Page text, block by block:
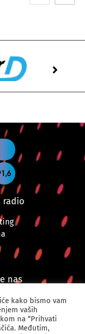
radio
nas
kako bismo vam
vaših
na “Prihvati
Međutim,